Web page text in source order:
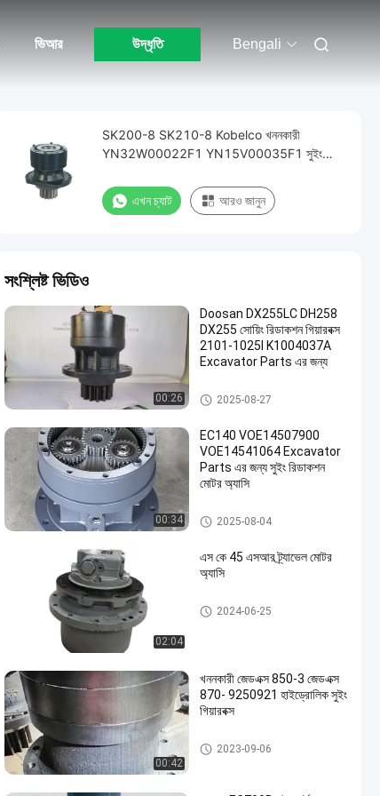
ভিআর উদ্ধৃতি Bengali
SK200-8 SK210-8 Kobelco খননকারী
YN32W00022F1 YN15V00035F1 সুইং
এখন চ্যাট আরও জানুন
সংশ্লিষ্ট ভিডিও
00:26
Doosan DX255LC DH258
DX255 সোয়িং রিডাকশন গিয়ারবক্স
2101-1025I K1004037A
Excavator Parts এর জন্য
সুইং গিয়ারবক্স
2025-08-27
00:34
EC140 VOE14507900
VOE14541064 Excavator
Parts এর জন্য সুইং রিডাকশন
মোটর অ্যাসি
সুইং গিয়ারবক্স
2025-08-04
02:04
এস কে 45 এসআর ট্র্যাভেল মোটর
অ্যাসি
ভ্রমণ মোটর অ্যাসি
2024-06-25
00:42
খননকারী জেডএক্স 850-3 জেডএক্স
870- 9250921 হাইড্রোলিক সুইং
গিয়ারবক্স
সুইং গিয়ারবক্স
2023-09-06